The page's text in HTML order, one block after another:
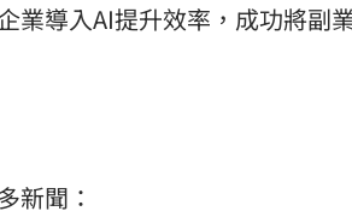
業導入AI提升效率，成功將副
新聞：